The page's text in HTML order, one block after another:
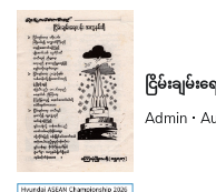
ငြိမ်းချမ်း
Admin